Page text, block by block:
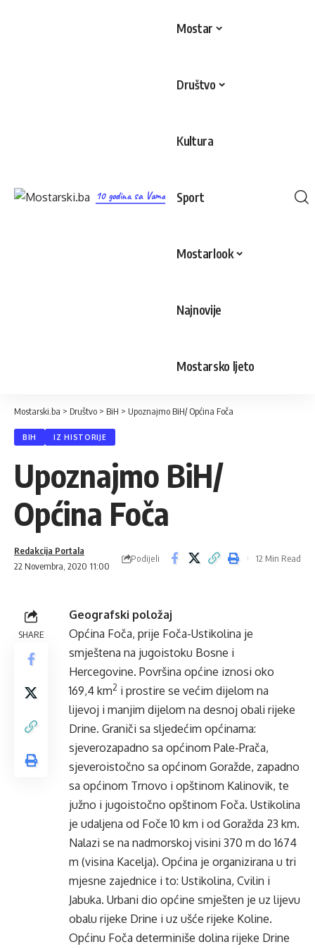
10 godina sa Vama
Mostar
Društvo
Kultura
Sport
Mostarlook
Najnovije
Mostarsko ljeto
Mostarski.ba > Društvo > BiH > Upoznajmo BiH/ Općina Foča
BIH IZ HISTORIJE
Upoznajmo BiH/
Općina Foča
22 Novembra, 2020 11:00
Redakcija Portala
Podijeli 12 Min Read
SHARE
Geografski položaj
Općina Foča, prije Foča-Ustikolina je
smještena na jugoistoku Bosne i
Hercegovine. Površina općine iznosi oko
169,4 km2 i prostire se većim dijelom na
lijevoj i manjim dijelom na desnoj obali rijeke
Drine. Graniči sa sljedećim općinama:
sjeverozapadno sa općinom Pale-Prača,
sjeveroistočno sa općinom Goražde, zapadno
sa općinom Trnovo i opštinom Kalinovik, te
južno i jugoistočno opštinom Foča. Ustikolina
je udaljena od Foče 10 km i od Goražda 23 km.
Nalazi se na nadmorskoj visini 370 m do 1674
m (visina Kacelja). Općina je organizirana u tri
mjesne zajednice i to: Ustikolina, Cvilin i
Jabuka. Urbani dio općine smješten je uz lijevu
obalu rijeke Drine i uz ušće rijeke Koline.
Općinu Foča determiniše dolina rijeke Drine